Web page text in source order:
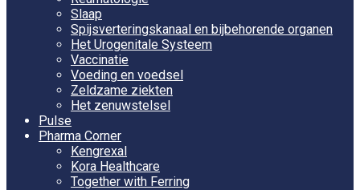
Slaap
Spijsverteringskanaal en bijbehorende organen
Het Urogenitale Systeem
Vaccinatie
Voeding en voedsel
Zeldzame ziekten
Het zenuwstelsel
Pulse
Pharma Corner
Kengrexal
Kora Healthcare
Together with Ferring